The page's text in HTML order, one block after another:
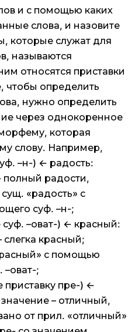
и с помощью каких
слова, и назовите
служат для
называются
относятся приставки
чтобы определить
нужно определить
через однокоренное
которая
слову. Например,
–н-) ← радость:
полный радости,
«радость» с
суф. –н-;
–оват-) ← красный:
слегка красный;
с помощью
–оват-;
приставку пре-) ←
– отличный,
от прил. «отличный»